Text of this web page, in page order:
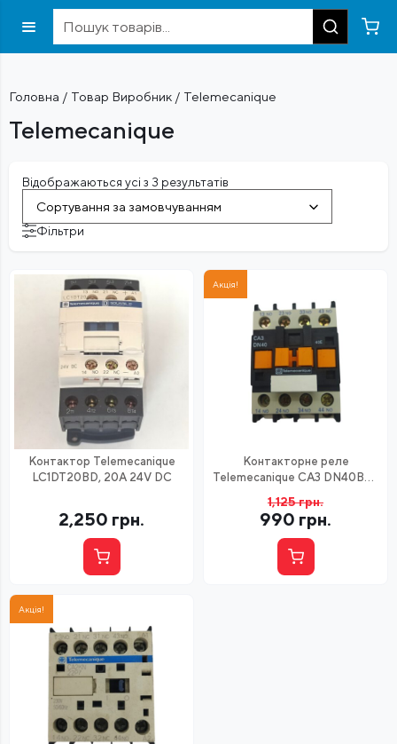
Головна / Товар Виробник / Telemecanique
Telemecanique
Відображаються усі з 3 результатів
Сортування за замовчуванням
Фільтри
Контактор Telemecanique
LC1DT20BD, 20А 24V DC
2,250 грн.
Акція!
Контакторне реле
Telemecanique CA3 DN40BW,
1,125грн.
990 грн.
Акція!